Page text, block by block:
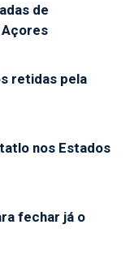
de
retidas pela
nos Estados
fechar já o